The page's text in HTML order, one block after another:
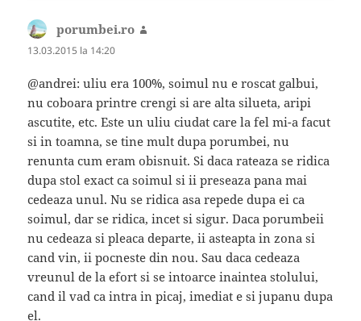
porumbei.ro
13.03.2015 la 14:20
@andrei: uliu era 100%, soimul nu e roscat galbui,
nu coboara printre crengi si are alta silueta, aripi
ascutite, etc. Este un uliu ciudat care la fel mi-a facut
si in toamna, se tine mult dupa porumbei, nu
renunta cum eram obisnuit. Si daca rateaza se ridica
dupa stol exact ca soimul si ii preseaza pana mai
cedeaza unul. Nu se ridica asa repede dupa ei ca
soimul, dar se ridica, incet si sigur. Daca porumbeii
nu cedeaza si pleaca departe, ii asteapta in zona si
cand vin, ii pocneste din nou. Sau daca cedeaza
vreunul de la efort si se intoarce inaintea stolului,
cand il vad ca intra in picaj, imediat e si jupanu dupa
el.